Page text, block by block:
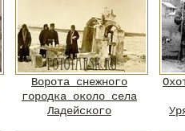
Ворота снежного
городка около села
Ладейского